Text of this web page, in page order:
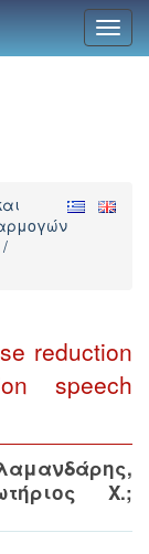
/
reduction
speech
Χ.;